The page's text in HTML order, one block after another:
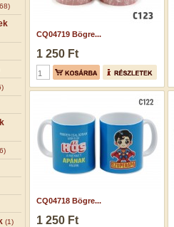
(1)
CQ04719 Bögre...
1 250 Ft
CQ04718 Bögre...
1 250 Ft